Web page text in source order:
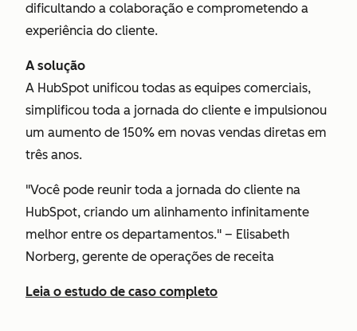
dificultando a colaboração e comprometendo a
experiência do cliente.
A solução
A HubSpot unificou todas as equipes comerciais,
simplificou toda a jornada do cliente e impulsionou
um aumento de 150% em novas vendas diretas em
três anos.
"Você pode reunir toda a jornada do cliente na
HubSpot, criando um alinhamento infinitamente
melhor entre os departamentos." – Elisabeth
Norberg, gerente de operações de receita
Leia o estudo de caso completo